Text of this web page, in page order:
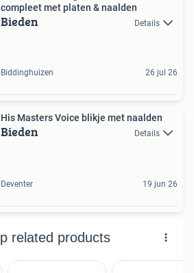
compleet met platen & naalden
Bieden Details
Biddinghuizen 26 jul 26
His Masters Voice blikje met naalden
Bieden Details
Deventer 19 jun 26